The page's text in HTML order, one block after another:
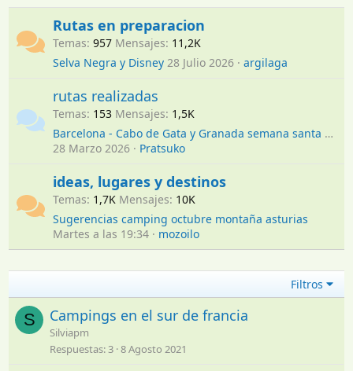
Rutas en preparacion
Temas 957 Mensajes 11,2K
Selva Negra y Disney 28 Julio 2026 argilaga
rutas realizadas
Temas 153 Mensajes 1,5K
Barcelona - Cabo de Gata y Granada semana santa 2026
28 Marzo 2026
Pratsuko
ideas, lugares y destinos
Temas 1,7K Mensajes 10K
Sugerencias camping octubre montaña asturias
Martes a las 19:34
mozoilo
Filtros
S Campings en el sur de francia
Silviapm
Respuestas 3 8 Agosto 2021